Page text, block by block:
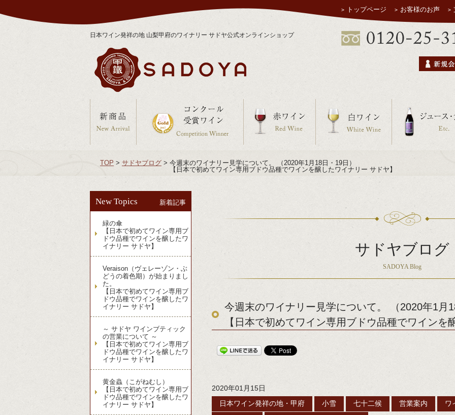
トップページ お客様のお声
日本ワイン発祥の地 山梨甲府のワイナリー サドヤ公式オンラインショップ
TOP > サドヤブログ > 今週末のワイナリー見学について。 （2020年1月18日・19日）
【日本で初めてワイン専用ブドウ品種でワインを醸したワイナリー サドヤ】
サドヤブログ
SADOYA Blog
今週末のワイナリー見学について。 （2020年1月
【日本で初めてワイン専用ブドウ品種でワインを
2020年01月15日
日本ワイン発祥の地・甲府 小雪 七十二候 営業案内 ワ
New Topics 新着記事
緑の傘
【日本で初めてワイン専用ブ
ドウ品種でワインを醸したワ
イナリー サドヤ】
Veraison（ヴェレーゾン・ぶ
どうの着色期）が始まりまし
た。
【日本で初めてワイン専用ブ
ドウ品種でワインを醸したワ
イナリー サドヤ】
～ サドヤ ワインブティック
の営業について ～
【日本で初めてワイン専用ブ
ドウ品種でワインを醸したワ
イナリー サドヤ】
黄金蟲（こがねむし）
【日本で初めてワイン専用ブ
ドウ品種でワインを醸したワ
イナリー サドヤ】